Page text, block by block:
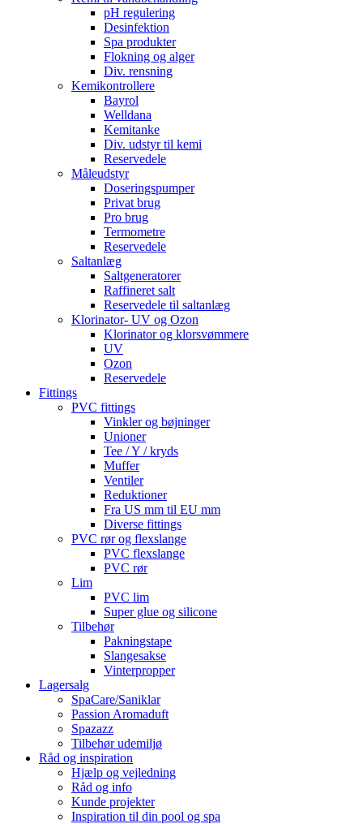
pH regulering
Desinfektion
Spa produkter
Flokning og alger
Div. rensning
Kemikontrollere
Bayrol
Welldana
Kemitanke
Div. udstyr til kemi
Reservedele
Måleudstyr
Doseringspumper
Privat brug
Pro brug
Termometre
Reservedele
Saltanlæg
Saltgeneratorer
Raffineret salt
Reservedele til saltanlæg
Klorinator- UV og Ozon
Klorinator og klorsvømmere
UV
Ozon
Reservedele
Fittings
PVC fittings
Vinkler og bøjninger
Unioner
Tee / Y / kryds
Muffer
Ventiler
Reduktioner
Fra US mm til EU mm
Diverse fittings
PVC rør og flexslange
PVC flexslange
PVC rør
Lim
PVC lim
Super glue og silicone
Tilbehør
Pakningstape
Slangesakse
Vinterpropper
Lagersalg
SpaCare/Saniklar
Passion Aromaduft
Spazazz
Tilbehør udemiljø
Råd og inspiration
Hjælp og vejledning
Råd og info
Kunde projekter
Inspiration til din pool og spa